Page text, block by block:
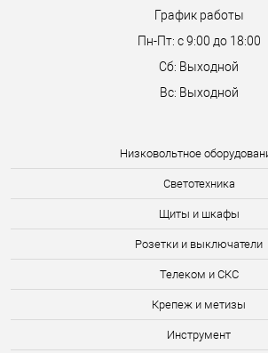
Низковольтное
Светотехника
Щиты и шкафы
Розетки и выключатели
Телеком и СКС
Крепеж и метизы
Инструмент
График работы
Пн-Пт: с 9:00 до 18:00
Сб: Выходной
Вс: Выходной